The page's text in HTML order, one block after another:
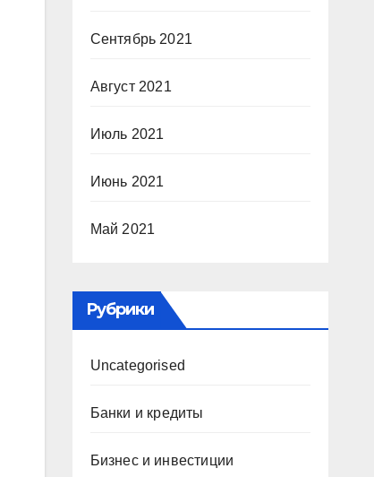
Сентябрь 2021
Август 2021
Июль 2021
Июнь 2021
Май 2021
Рубрики
Uncategorised
Банки и кредиты
Бизнес и инвестиции